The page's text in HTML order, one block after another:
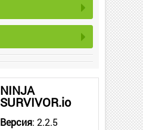
NINJA
SURVIVOR.io
Версия: 2.2.5